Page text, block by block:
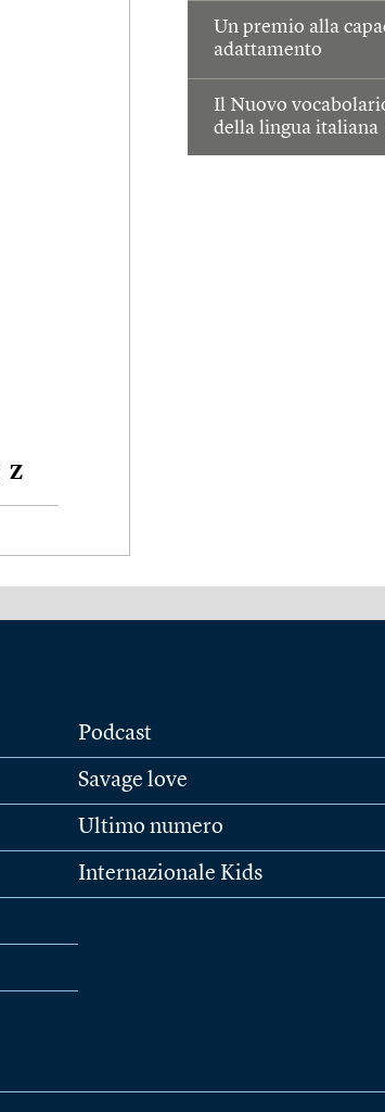
Un premio alla
adattamento
Il Nuovo
della lingua italiana
Z
Podcast
Savage love
Ultimo numero
Internazionale Kids